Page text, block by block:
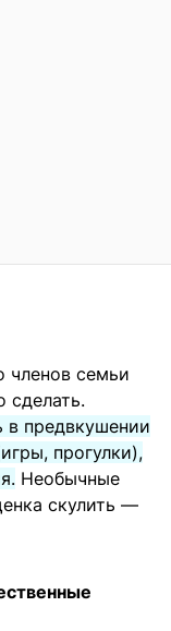
членов семьи
сделать.
в предвкушении
прогулки),
Необычные
скулить —